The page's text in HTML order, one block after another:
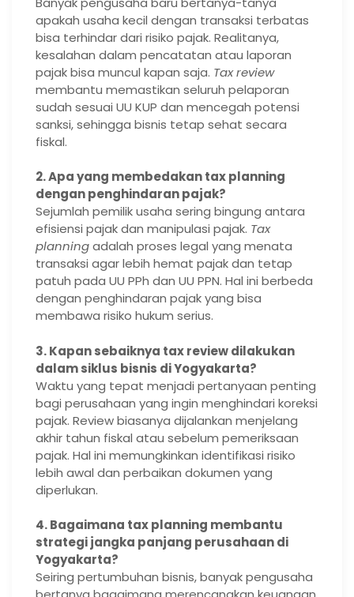
apakah usaha kecil dengan transaksi terbatas
bisa terhindar dari risiko pajak. Realitanya,
kesalahan dalam pencatatan atau laporan
pajak bisa muncul kapan saja. Tax review
membantu memastikan seluruh pelaporan
sudah sesuai UU KUP dan mencegah potensi
sanksi, sehingga bisnis tetap sehat secara
fiskal.
2. Apa yang membedakan tax planning
dengan penghindaran pajak?
Sejumlah pemilik usaha sering bingung antara
efisiensi pajak dan manipulasi pajak. Tax
planningadalah proses legal yang menata
transaksi agar lebih hemat pajak dan tetap
patuh pada UU PPh dan UU PPN. Hal ini berbeda
dengan penghindaran pajak yang bisa
membawa risiko hukum serius.
3. Kapan sebaiknya tax review dilakukan
dalam siklus bisnis di Yogyakarta?
Waktu yang tepat menjadi pertanyaan penting
bagi perusahaan yang ingin menghindari koreksi
pajak. Review biasanya dijalankan menjelang
akhir tahun fiskal atau sebelum pemeriksaan
pajak. Hal ini memungkinkan identifikasi risiko
lebih awal dan perbaikan dokumen yang
diperlukan.
4. Bagaimana tax planning membantu
strategi jangka panjang perusahaan di
Yogyakarta?
Seiring pertumbuhan bisnis, banyak pengusaha